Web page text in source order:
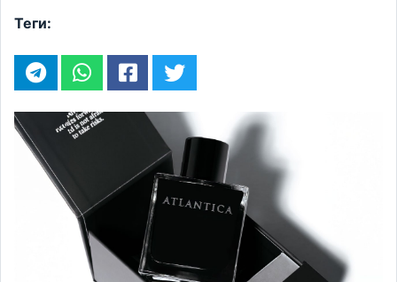
Теги: